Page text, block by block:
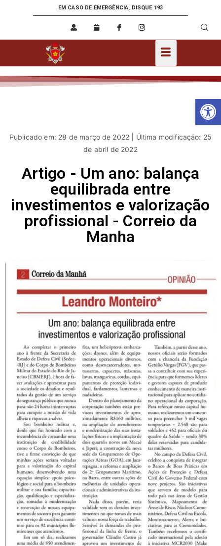
EM CASO DE EMERGÊNCIA, DISQUE 193
Publicado em: 28 de março de 2022 | Última modificação: 25
de abril de 2022
Artigo - Um ano: balança
equilibrada entre
investimentos e valorização
profissional - Correio da
Manha